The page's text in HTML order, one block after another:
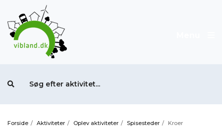
Forside / Aktiviteter / Oplev aktiviteter / Spisesteder / Kroer